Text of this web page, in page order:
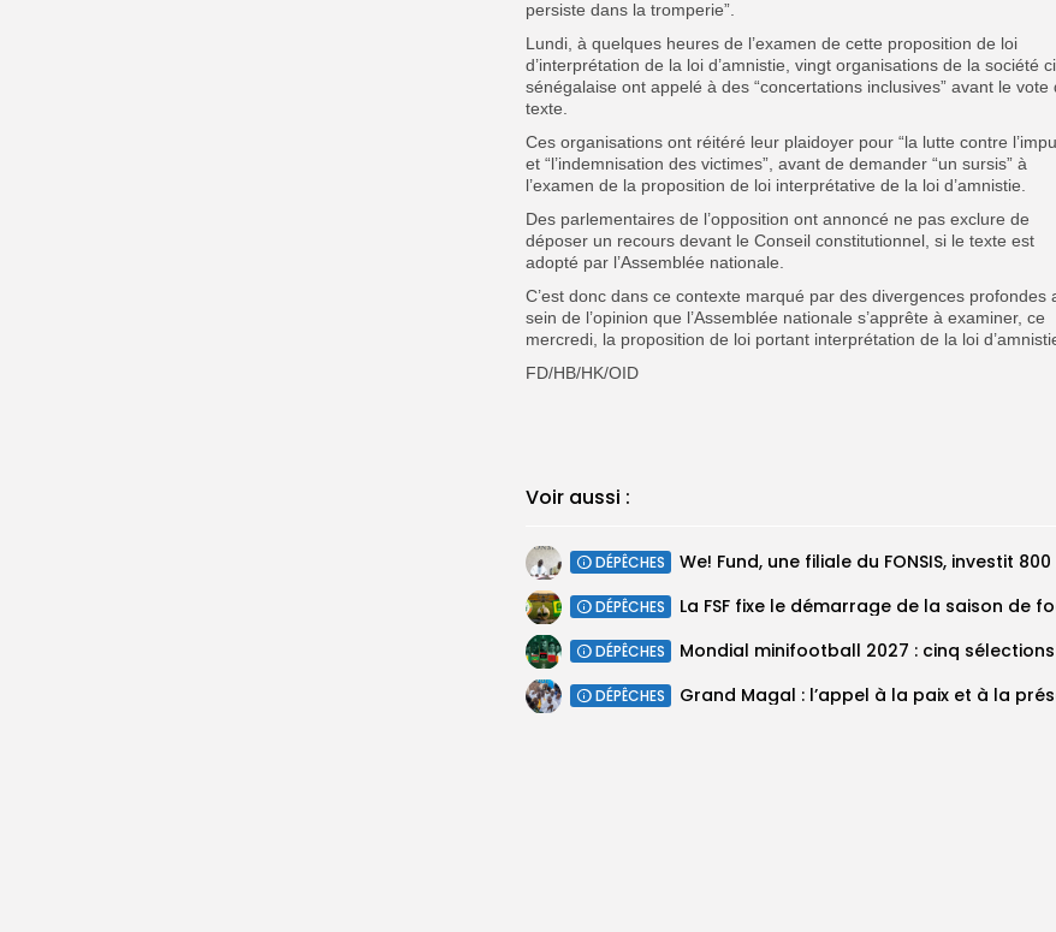
persiste dans la tromperie”.
Lundi, à quelques heures de l’examen de cette proposition de loi
d’interprétation de la loi d’amnistie, vingt organisations de la société
sénégalaise ont appelé à des “concertations inclusives” avant le vote
texte.
Ces organisations ont réitéré leur plaidoyer pour “la lutte contre
et “l’indemnisation des victimes”, avant de demander “un sursis” à
l’examen de la proposition de loi interprétative de la loi d’amnistie.
Des parlementaires de l’opposition ont annoncé ne pas exclure de
déposer un recours devant le Conseil constitutionnel, si le texte est
adopté par l’Assemblée nationale.
C’est donc dans ce contexte marqué par des divergences profondes
sein de l’opinion que l’Assemblée nationale s’apprête à examiner, ce
mercredi, la proposition de loi portant interprétation de la loi
FD/HB/HK/OID
Voir aussi :
DÉPÊCHES
DÉPÊCHES
DÉPÊCHES
DÉPÊCHES